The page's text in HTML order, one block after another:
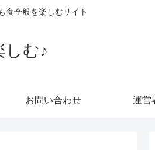
食全般を楽しむサイト
しむ♪
お問い合わせ 運営